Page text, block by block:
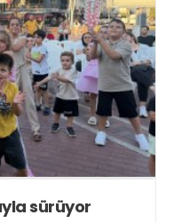
sürüyor